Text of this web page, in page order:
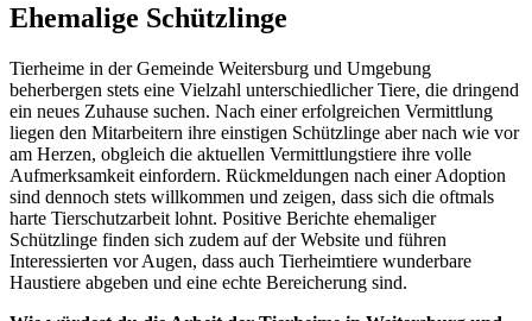
Ehemalige Schützlinge
Tierheime in der Gemeinde Weitersburg und Umgebung
beherbergen stets eine Vielzahl unterschiedlicher Tiere, die dringend
ein neues Zuhause suchen. Nach einer erfolgreichen Vermittlung
liegen den Mitarbeitern ihre einstigen Schützlinge aber nach wie vor
am Herzen, obgleich die aktuellen Vermittlungstiere ihre volle
Aufmerksamkeit einfordern. Rückmeldungen nach einer Adoption
sind dennoch stets willkommen und zeigen, dass sich die oftmals
harte Tierschutzarbeit lohnt. Positive Berichte ehemaliger
Schützlinge finden sich zudem auf der Website und führen
Interessierten vor Augen, dass auch Tierheimtiere wunderbare
Haustiere abgeben und eine echte Bereicherung sind.